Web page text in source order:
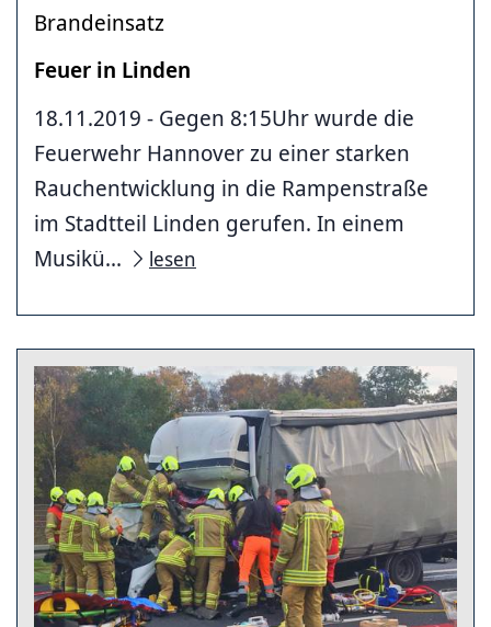
Brandeinsatz
Feuer in Linden
18.11.2019 - Gegen 8:15Uhr wurde die
Feuerwehr Hannover zu einer starken
Rauchentwicklung in die Rampenstraße
im Stadtteil Linden gerufen. In einem
Musikü...
lesen